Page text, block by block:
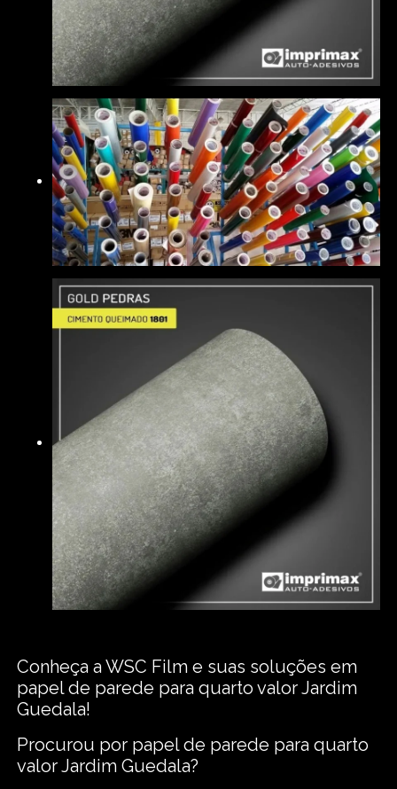
Conheça a WSC Film e suas soluções em
papel de parede para quarto valor Jardim
Guedala!
Procurou por papel de parede para quarto
valor Jardim Guedala?